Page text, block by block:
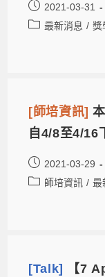
2021-03-31
最新消息 / 獎
[師培資訊]
自4/8至4/16
2021-03-29
師培資訊 / 最
[Talk]
【7